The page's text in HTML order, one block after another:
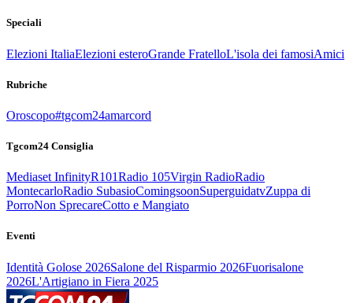
Speciali
Elezioni ItaliaElezioni esteroGrande FratelloL'isola dei famosiAmici
Rubriche
Oroscopo#tgcom24amarcord
Tgcom24 Consiglia
Mediaset InfinityR101Radio 105Virgin RadioRadio
MontecarloRadio SubasioComingsoonSuperguidatvZuppa di
PorroNon SprecareCotto e Mangiato
Eventi
Identità Golose 2026Salone del Risparmio 2026Fuorisalone
2026L'Artigiano in Fiera 2025